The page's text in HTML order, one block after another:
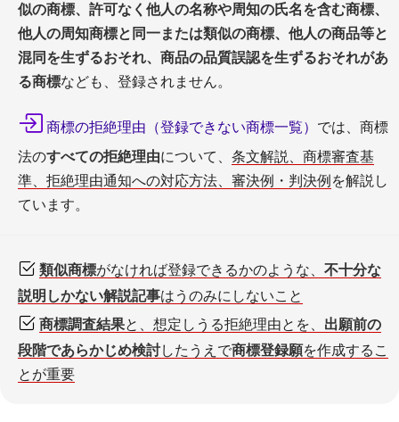
似の商標、許可なく他人の名称や周知の氏名を含む商標、
他人の周知商標と同一または類似の商標、他人の商品等と
混同を生ずるおそれ、商品の品質誤認を生ずるおそれがあ
る商標なども、登録されません。
商標の拒絶理由（登録できない商標一覧） では、商標
法のすべての拒絶理由について、 条文解説、商標審査基
準、拒絶理由通知への対応方法、審決例・判決例 を解説し
ています。
類似商標がなければ登録できるかのような、 不十分な
説明しかない解説記事はうのみにしないこと
商標調査結果と、想定しうる拒絶理由とを、 出願前の
段階であらかじめ検討したうえで商標登録願を作成するこ
とが重要